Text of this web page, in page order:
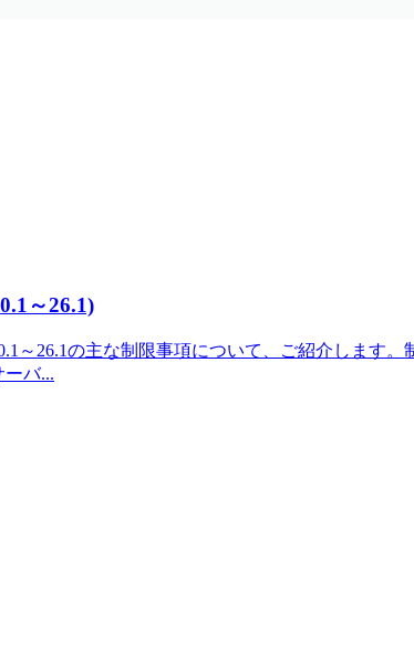
～26.1)
～26.1の主な制限事項について、ご紹介します
バ...